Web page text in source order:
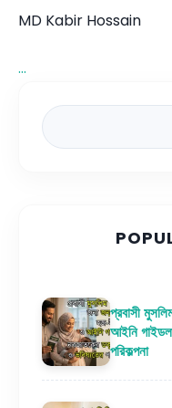
MD Kabir Hossain
...
Search
প্রবাসী
আইনি
পরিকল্পনা